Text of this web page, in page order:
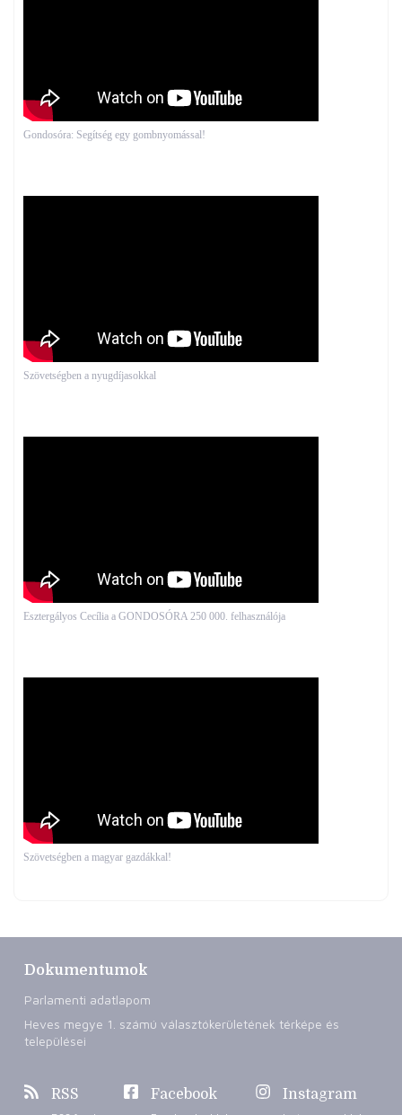
Gondosóra: Segítség egy gombnyomással!
Szövetségben a nyugdíjasokkal
Esztergályos Cecília a GONDOSÓRA 250 000. felhasználója
Szövetségben a magyar gazdákkal!
Dokumentumok
Parlamenti adatlapom
Heves megye 1. számú választókerületének térképe és
települései
RSS Facebook Instagram